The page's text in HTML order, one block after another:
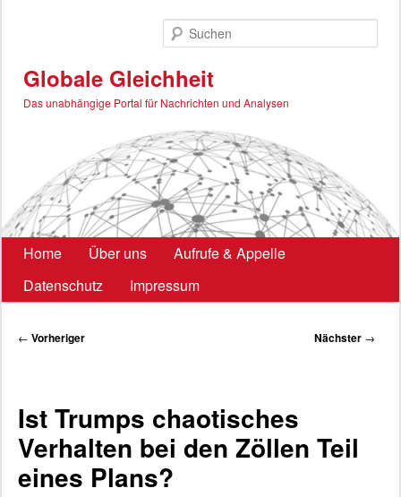
Globale Gleichheit
Das unabhängige Portal für Nachrichten und Analysen
Hauptmenü
Home Über uns
Aufrufe & Appelle
Datenschutz
Impressum
Beitragsnavigation
← Vorheriger Nächster →
Ist Trumps chaotisches
Verhalten bei den Zöllen Teil
eines Plans?